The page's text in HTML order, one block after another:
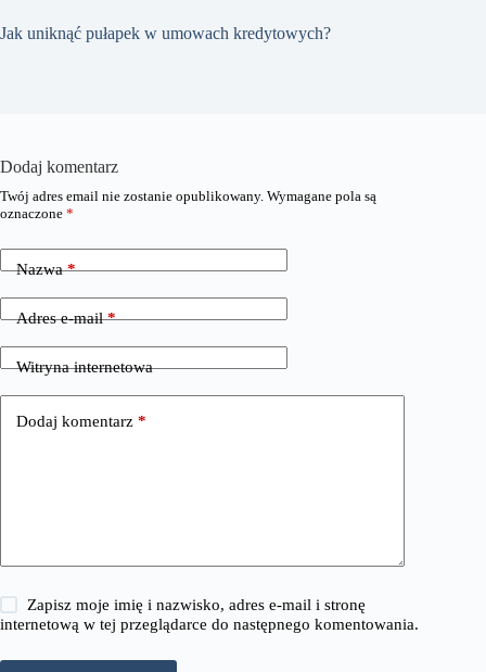
Jak uniknąć pułapek w umowach kredytowych?
Dodaj komentarz
Twój adres email nie zostanie opublikowany. Wymagane pola są
oznaczone *
Nazwa*
Adres e-mail*
Witryna internetowa
Dodaj komentarz *
Zapisz moje imię i nazwisko, adres e-mail i stronę
internetową w tej przeglądarce do następnego komentowania.